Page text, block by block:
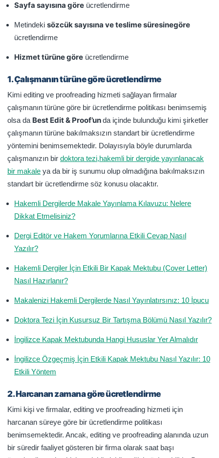
Sayfa sayısına göre ücretlendirme
Metindeki sözcük sayısına ve teslime süresinegöre
ücretlendirme
Hizmet türüne göre ücretlendirme
1. Çalışmanın türüne göre ücretlendirme
Kimi editing ve proofreading hizmeti sağlayan firmalar
çalışmanın türüne göre bir ücretlendirme politikası benimsemiş
olsa da Best Edit & Proof’unda içinde bulunduğu kimi şirketler
çalışmanın türüne bakılmaksızın standart bir ücretlendirme
yöntemini benimsemektedir. Dolayısıyla böyle durumlarda
çalışmanızın bir doktora tezi,hakemli bir dergide yayınlanacak
bir makale ya da bir iş sunumu olup olmadığına bakılmaksızın
standart bir ücretlendirme söz konusu olacaktır.
Hakemli Dergilerde Makale Yayınlama Kılavuzu: Nelere
Dikkat Etmelisiniz?
Dergi Editör ve Hakem Yorumlarına Etkili Cevap Nasıl
Yazılır?
Hakemli Dergiler İçin Etkili Bir Kapak Mektubu (Cover Letter)
Nasıl Hazırlanır?
Makalenizi Hakemli Dergilerde Nasıl Yayınlatırsınız: 10 İpucu
Doktora Tezi İçin Kusursuz Bir Tartışma Bölümü Nasıl Yazılır?
İngilizce Kapak Mektubunda Hangi Hususlar Yer Almalıdır
İngilizce Özgeçmiş İçin Etkili Kapak Mektubu Nasıl Yazılır: 10
Etkili Yöntem
2. Harcanan zamana göre ücretlendirme
Kimi kişi ve firmalar, editing ve proofreading hizmeti için
harcanan süreye göre bir ücretlendirme politikası
benimsemektedir. Ancak, editing ve proofreading alanında uzun
bir süredir faaliyet gösteren bir firma olarak saat başı